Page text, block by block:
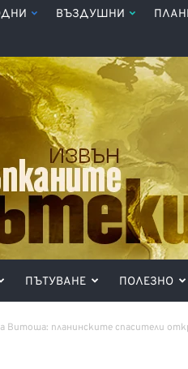
ВЪЗДУШНИ
ПЪТУВАНЕ ПОЛЕЗНО
Витоша: планинските спасители